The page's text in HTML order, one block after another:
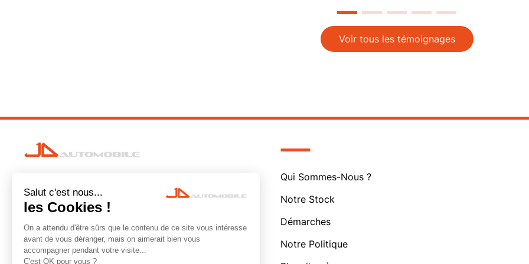
Voir tous les témoignages
Fiers de notre sélection rigoureuse, nous
garantissons un historique clair et une qualité
irréprochable pour chaque véhicule.
JD Automobile
Qui Sommes-Nous ?
Notre Stock
Démarches
Notre Politique